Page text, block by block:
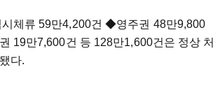
시체류 59만4,200건◆영주권 48만9,800
19만7,600건 등 128만1,600건은 정상 처
다.